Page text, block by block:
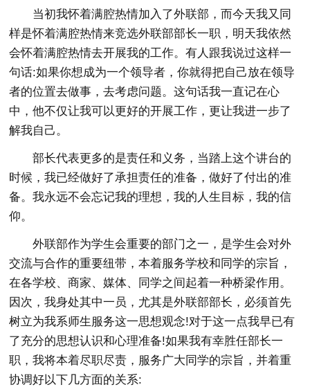
当初我怀着满腔热情加入了外联部，而今天我又同
样是怀着满腔热情来竞选外联部部长一职，明天我依然
会怀着满腔热情去开展我的工作。有人跟我说过这样一
句话:如果你想成为一个领导者，你就得把自己放在领导
者的位置去做事，去考虑问题。这句话我一直记在心
中，他不仅让我可以更好的开展工作，更让我进一步了
解我自己。
部长代表更多的是责任和义务，当踏上这个讲台的
时候，我已经做好了承担责任的准备，做好了付出的准
备。我永远不会忘记我的理想，我的人生目标，我的信
仰。
外联部作为学生会重要的部门之一，是学生会对外
交流与合作的重要纽带，本着服务学校和同学的宗旨，
在各学校、商家、媒体、同学之间起着一种桥梁作用。
因次，我身处其中一员，尤其是外联部部长，必须首先
树立为我系师生服务这一思想观念!对于这一点我早已有
了充分的思想认识和心理准备!如果我有幸胜任部长一
职，我将本着尽职尽责，服务广大同学的宗旨，并着重
协调好以下几方面的关系: